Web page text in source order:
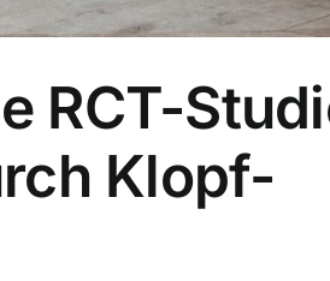
RCT-
Klopf-